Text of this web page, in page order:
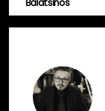
s
o
i